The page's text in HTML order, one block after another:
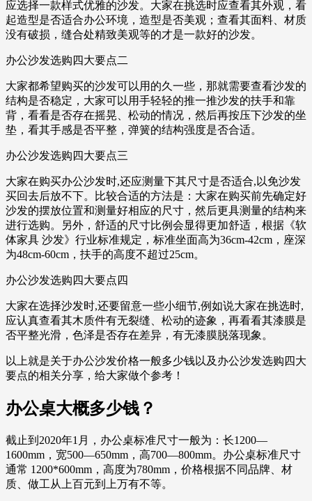
应选择一款样式优雅的沙发。大家在挑选时应查看其外观，看
起造型是否适合办公环境，造型是否美观；查看其面料、材质
没有破损，缝合处精致美观等的才是一款好的沙发。
办公沙发选购四大要点二
大家都希望购买的沙发可以用的久一些，那就需要查看沙发的
结构是否稳定，大家可以用手轻轻的推一推沙发的扶手和靠
背，看看是否存在摇晃、松动的情况，然后再按压下沙发的坐
垫，看其手感是否平整，弹簧的结构强度是否合适。
办公沙发选购四大要点三
大家在购买办公沙发时,还应测量下其尺寸是否适合,以免沙发
买回去后放不下。比较合适的方法是：大家在购买前先确定好
沙发的摆放位置和测量好相应的尺寸，然后更具测量的结构来
进行选购。另外，舒适的尺寸比例会显得更加舒适，根据《软
体家具 沙发》行业标准规定，标准坐面高为36cm-42cm，座深
为48cm-60cm，扶手的高度不超过25cm。
办公沙发选购四大要点四
大家在选择沙发时,还要留意一些小细节,例如说大家在挑选时,
应认真查看其木质件有无裂缝、松动的迹象，再看看其漆膜是
否平整光滑，色泽是否存在差异，有无漆膜脱落现象。
以上就是关于办公沙发价格一般多少钱以及办公沙发选购四大
要点的相关分享，给大家做个参考！
办公桌大概多少钱？
截止到2020年1月，办公桌标准尺寸一般为：长1200—
1600mm，宽500—650mm，高700—800mm。办公桌标准尺寸
通常 1200*600mm，高度为780mm，价格根据不同品牌、材
质、做工从上百元到上万有不等。